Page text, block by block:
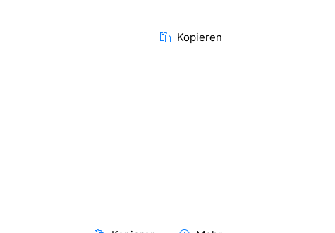
Kopieren